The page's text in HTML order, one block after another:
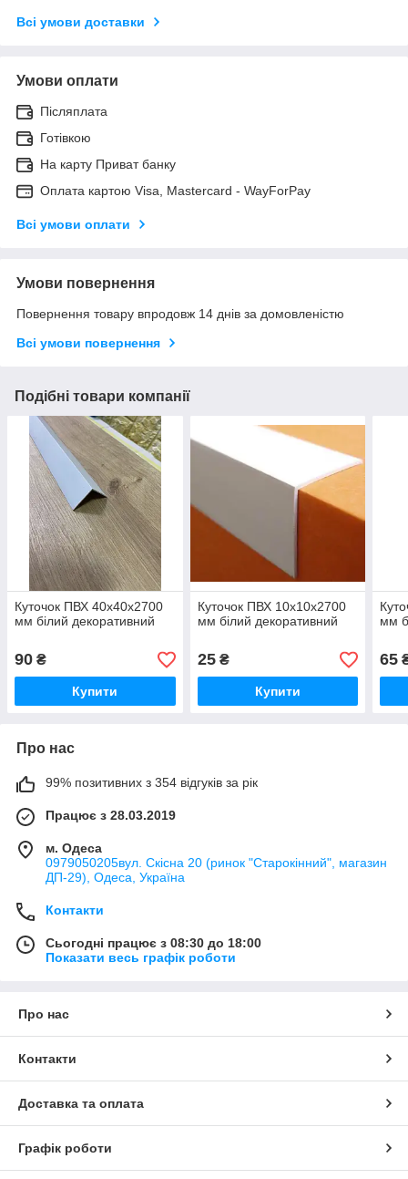
Всі умови доставки
Умови оплати
Післяплата
Готівкою
На карту Приват банку
Оплата картою Visa, Mastercard - WayForPay
Всі умови оплати
Умови повернення
Повернення товару впродовж 14 днів за домовленістю
Всі умови повернення
Подібні товари компанії
Куточок ПВХ 40х40х2700
мм білий декоративний
90 ₴
Купити
Куточок ПВХ 10х10х2700
мм білий декоративний
25₴
Купити
мм
65
Про нас
99% позитивних з 354 відгуків за рік
Працює з 28.03.2019
м. Одеса
0979050205вул. Скісна 20 (ринок "Старокінний", магазин
ДП-29), Одеса, Україна
Контакти
Сьогодні працює з 08:30 до 18:00
Показати весь графік роботи
Про нас
Контакти
Доставка та оплата
Графік роботи